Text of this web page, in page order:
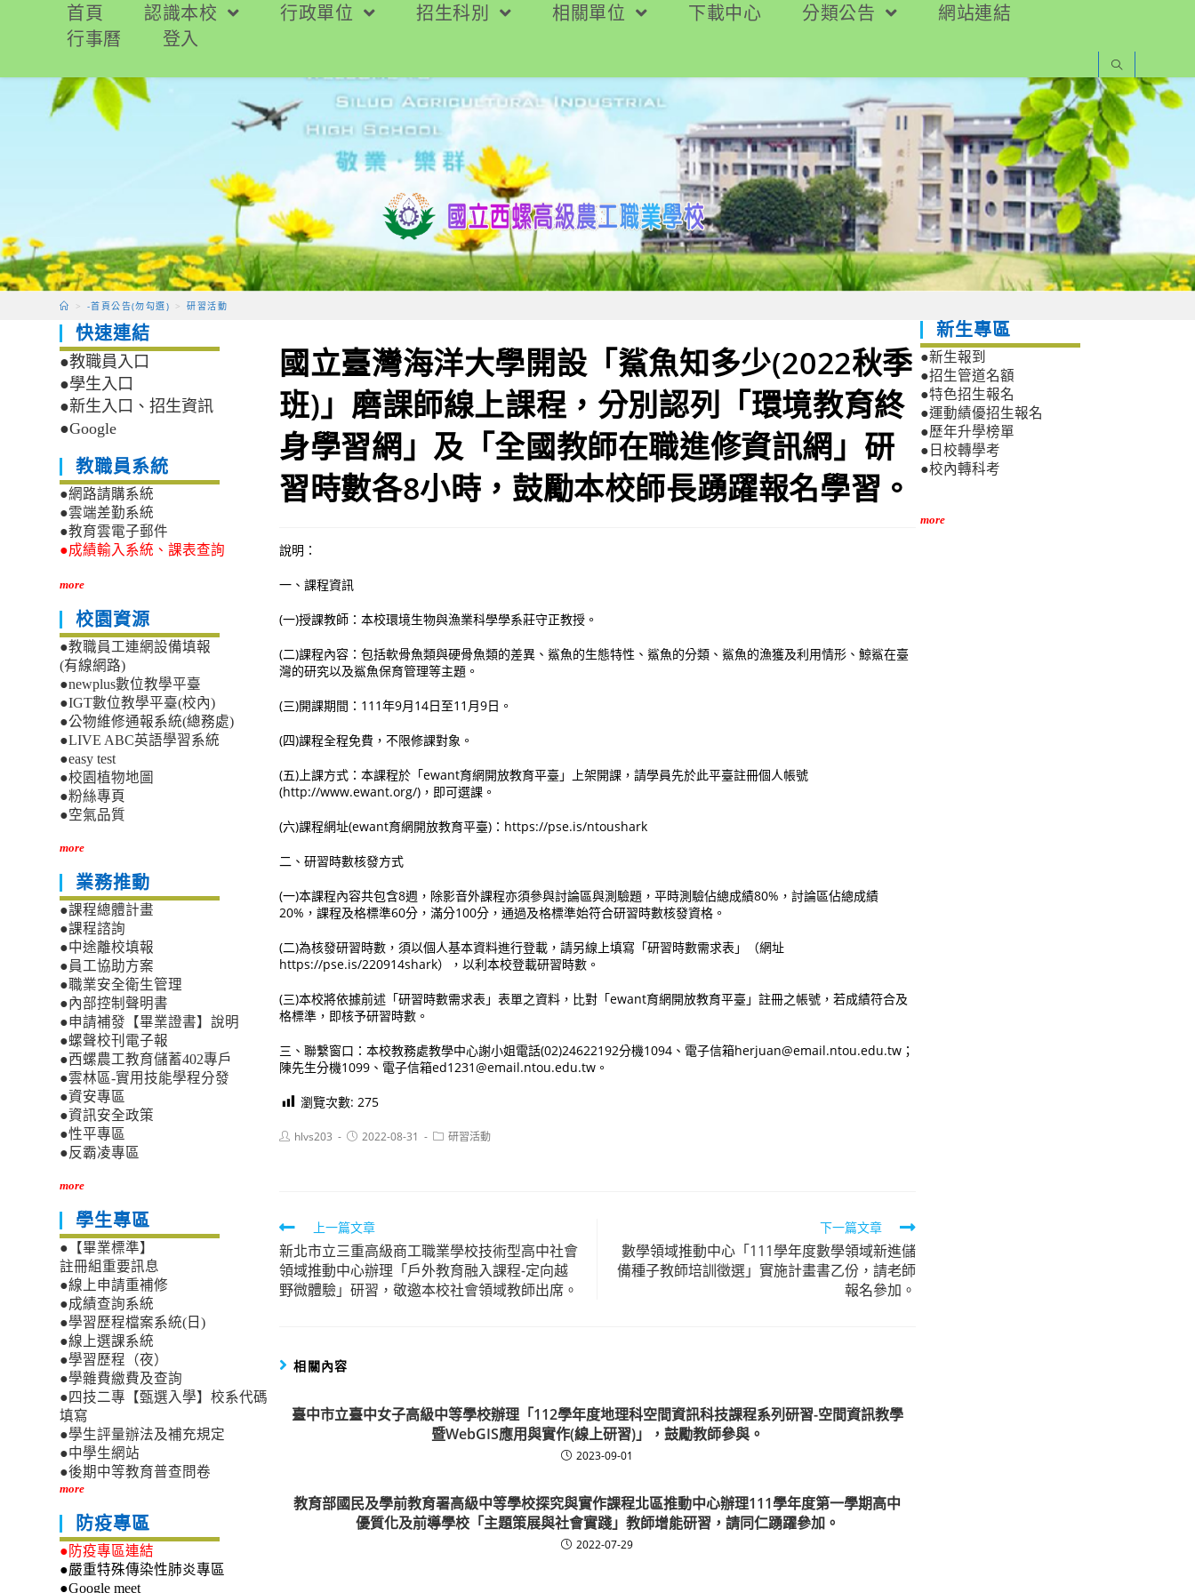
要
首頁 認識本校 行政單位 招生科別 相關單位 下載中心 分類公告
網站連結
行事曆
登入
> -首頁公告(勿勾選) > 研習活動
國立臺灣海洋大學開設「鯊魚知多少(2022秋季
班)」磨課師線上課程，分別認列「環境教育終
身學習網」及「全國教師在職進修資訊網」研
習時數各8小時，鼓勵本校師長踴躍報名學習。
說明：
一、課程資訊
(一)授課教師：本校環境生物與漁業科學學系莊守正教授。
(二)課程內容：包括軟骨魚類與硬骨魚類的差異、鯊魚的生態特性、鯊魚的分類、鯊魚的漁獲及利用情形、鯨鯊在臺
灣的研究以及鯊魚保育管理等主題。
(三)開課期間：111年9月14日至11月9日。
(四)課程全程免費，不限修課對象。
(五)上課方式：本課程於「ewant育網開放教育平臺」上架開課，請學員先於此平臺註冊個人帳號
(http://www.ewant.org/)，即可選課。
(六)課程網址(ewant育網開放教育平臺)：https://pse.is/ntoushark
二、研習時數核發方式
(一)本課程內容共包含8週，除影音外課程亦須參與討論區與測驗題，平時測驗佔總成績80%，討論區佔總成績
20%，課程及格標準60分，滿分100分，通過及格標準始符合研習時數核發資格。
(二)為核發研習時數，須以個人基本資料進行登載，請另線上填寫「研習時數需求表」（網址
https://pse.is/220914shark），以利本校登載研習時數。
(三)本校將依據前述「研習時數需求表」表單之資料，比對「ewant育網開放教育平臺」註冊之帳號，若成績符合及
格標準，即核予研習時數。
三、聯繫窗口：本校教務處教學中心謝小姐電話(02)24622192分機1094、電子信箱herjuan@email.ntou.edu.tw；
陳先生分機1099、電子信箱ed1231@email.ntou.edu.tw。
瀏覽次數: 275
Posthlvs203
Post2022-08-31
Post研習活動
Read
more
articles
上一篇文章
新北市立三重高級商工職業學校技術型高中社會
領域推動中心辦理「戶外教育融入課程-定向越
野微體驗」研習，敬邀本校社會領域教師出席。
下一篇文章
數學領域推動中心「111學年度數學領域新進儲
備種子教師培訓徵選」實施計畫書乙份，請老師
報名參加。
相關內容
臺中市立臺中女子高級中等學校辦理「112學年度地理科空間資訊科技課程系列研習-空間資訊教學
暨WebGIS應用與實作(線上研習)」，鼓勵教師參與。
2023-09-01
教育部國民及學前教育署高級中等學校探究與實作課程北區推動中心辦理111學年度第一學期高中
優質化及前導學校「主題策展與社會實踐」教師增能研習，請同仁踴躍參加。
2022-07-29
快速連結
●教職員入口
●學生入口
●新生入口、招生資訊
●Google
教職員系統
●網路請購系統
●雲端差勤系統
●教育雲電子郵件
●成績輸入系統、課表查詢
more
校園資源
●教職員工連網設備填報
(有線網路)
●newplus數位教學平臺
●IGT數位教學平臺(校內)
●公物維修通報系統(總務處)
●LIVE ABC英語學習系統
●easy test
●校園植物地圖
●粉絲專頁
●空氣品質
more
業務推動
●課程總體計畫
●課程諮詢
●中途離校填報
●員工協助方案
●職業安全衛生管理
●內部控制聲明書
●申請補發【畢業證書】說明
●螺聲校刊電子報
●西螺農工教育儲蓄402專戶
●雲林區-實用技能學程分發
●資安專區
●資訊安全政策
●性平專區
●反霸凌專區
more
學生專區
●【畢業標準】
註冊組重要訊息
●線上申請重補修
●成績查詢系統
●學習歷程檔案系統(日)
●線上選課系統
●學習歷程（夜）
●學雜費繳費及查詢
●四技二專【甄選入學】校系代碼
填寫
●學生評量辦法及補充規定
●中學生網站
●後期中等教育普查問卷
more
防疫專區
●防疫專區連結
●嚴重特殊傳染性肺炎專區
●Google meet
新生專區
●新生報到
●招生管道名額
●特色招生報名
●運動績優招生報名
●歷年升學榜單
●日校轉學考
●校內轉科考
more